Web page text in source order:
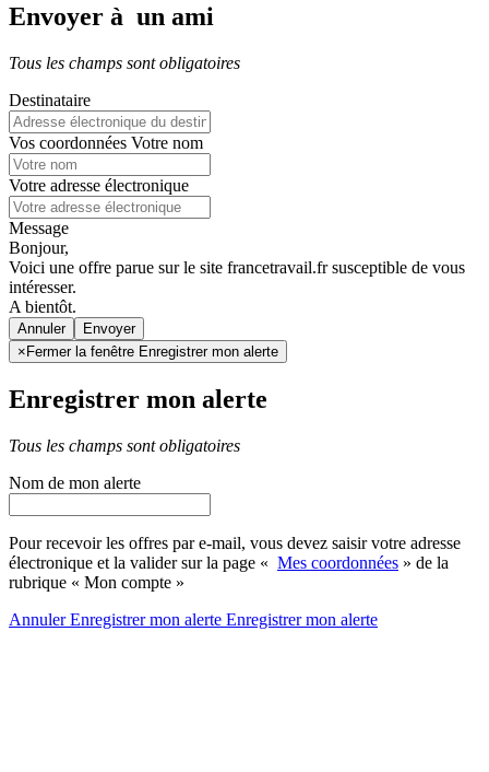
Envoyer à un ami
Tous les champs sont obligatoires
Destinataire
Vos coordonnées Votre nom
Votre adresse électronique
Message
Bonjour,
Voici une offre parue sur le site francetravail.fr susceptible de vous
intéresser.
A bientôt.
Annuler
× Fermer la fenêtre Enregistrer mon alerte
Enregistrer mon alerte
Tous les champs sont obligatoires
Nom de mon alerte
Pour recevoir les offres par e-mail, vous devez saisir votre adresse
électronique et la valider sur la page « Mes coordonnées » de la
rubrique « Mon compte »
AnnulerEnregistrer mon alerte Enregistrermon alerte